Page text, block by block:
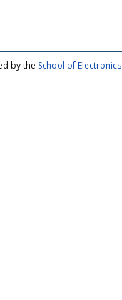
by the School of